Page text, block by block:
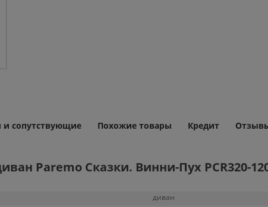
и сопутствующие Похожие товары Кредит
Paremo Сказки. Винни-Пух PCR320-
диван